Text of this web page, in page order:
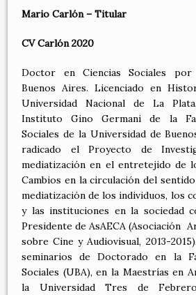
Mario Carlón – Titular
CV Carlón 2020
Doctor en Ciencias Sociales
Buenos Aires. Licenciado en
Universidad Nacional de La
Instituto Gino Germani de la
Sociales de la Universidad de
radicado el Proyecto de
mediatización en el entretejido de
Cambios en la circulación del
mediatización de los individuos, los
y las instituciones en la sociedad
Presidente de AsAECA (Asociación
sobre Cine y Audiovisual, 2013-
seminarios de Doctorado en la
Sociales (UBA), en la Maestrías en
la Universidad Tres de